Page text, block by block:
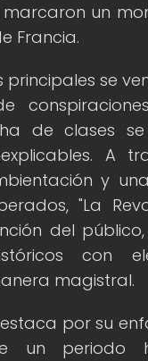
marcaron un
Francia.
principales se
de clases
A
y
"La
del
con
magistral.
por su
un periodo